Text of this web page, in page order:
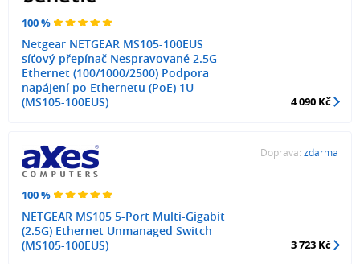
100 %
Netgear NETGEAR MS105-100EUS
síťový přepínač Nespravované 2.5G
Ethernet (100/1000/2500) Podpora
napájení po Ethernetu (PoE) 1U
(MS105-100EUS)
4 090 Kč
100 %
NETGEAR MS105 5-Port Multi-Gigabit
(2.5G) Ethernet Unmanaged Switch
(MS105-100EUS)
Doprava: zdarma
3 723 Kč